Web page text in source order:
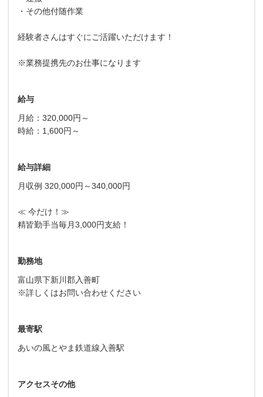
・その他付随作業
経験者さんはすぐにご活躍いただけます！
※業務提携先のお仕事になります
給与
月給：320,000円～
時給：1,600円～
給与詳細
月収例 320,000円～340,000円
≪ 今だけ！≫
精皆勤手当毎月3,000円支給！
勤務地
富山県下新川郡入善町
※詳しくはお問い合わせください
最寄駅
あいの風とやま鉄道線入善駅
アクセスその他